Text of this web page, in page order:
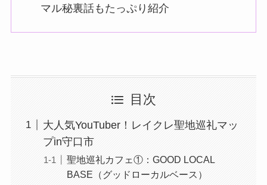
マル秘裏話もたっぷり紹介
目次
大人気YouTuber！レイクレ聖地巡礼マッ
プin守口市
聖地巡礼カフェ①：GOOD LOCAL
BASE（グッドローカルベース）